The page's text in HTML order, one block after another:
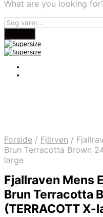
What are you looking
Forside / Fjllrven /
Brun Terracotta Brown
large
Fjallraven Mens
Brun Terracotta
(TERRACOTT X-